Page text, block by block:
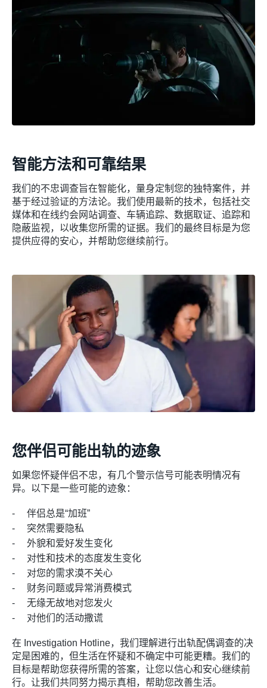
智能方法和可靠结果
我们的不忠调查旨在智能化，量身定制您的独特案件，并
基于经过验证的方法论。我们使用最新的技术，包括社交
媒体和在线约会网站调查、车辆追踪、数据取证、追踪和
隐蔽监视，以收集您所需的证据。我们的最终目标是为您
提供应得的安心，并帮助您继续前行。
您伴侣可能出轨的迹象
如果您怀疑伴侣不忠，有几个警示信号可能表明情况有
异。以下是一些可能的迹象：
伴侣总是“加班”
突然需要隐私
外貌和爱好发生变化
对性和技术的态度发生变化
对您的需求漠不关心
财务问题或异常消费模式
无缘无故地对您发火
对他们的活动撒谎
在 Investigation Hotline，我们理解进行出轨配偶调查的决
定是困难的，但生活在怀疑和不确定中可能更糟。我们的
目标是帮助您获得所需的答案，让您以信心和安心继续前
行。让我们共同努力揭示真相，帮助您改善生活。